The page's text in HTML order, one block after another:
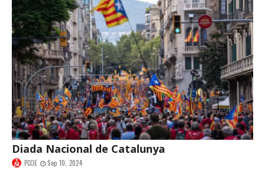
Diada Nacional de Catalunya
PCOE Sep 10, 2024